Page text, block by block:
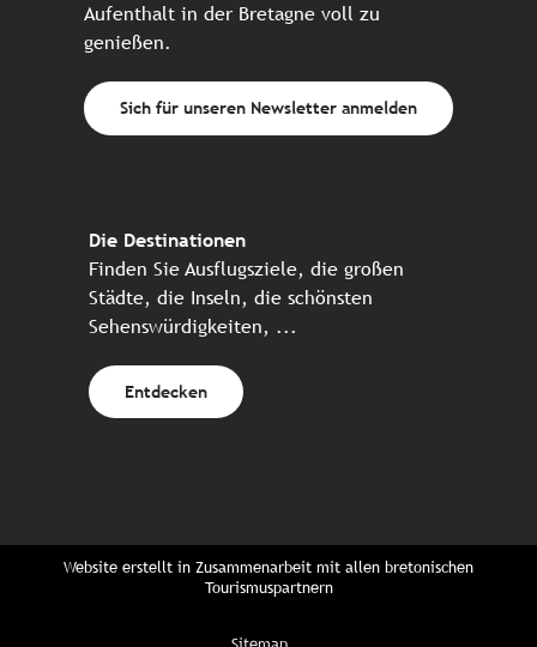
Aufenthalt in der Bretagne voll zu
genießen.
Sich für unseren Newsletter anmelden
Die Destinationen
Finden Sie Ausflugsziele, die großen
Städte, die Inseln, die schönsten
Sehenswürdigkeiten, ...
Entdecken
Website erstellt in Zusammenarbeit mit allen bretonischen
Tourismuspartnern